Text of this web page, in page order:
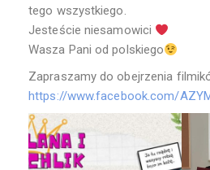
tego wszystkiego.
Jesteście niesamowici
Wasza Pani od polskiego
Zapraszamy do obejrzenia
https://www.facebook.com/